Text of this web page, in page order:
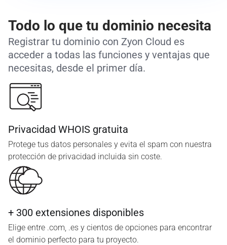
Todo lo que tu dominio necesita
Registrar tu dominio con Zyon Cloud es
acceder a todas las funciones y ventajas que
necesitas, desde el primer día.
Privacidad WHOIS gratuita
Protege tus datos personales y evita el spam con nuestra
protección de privacidad incluida sin coste.
+ 300 extensiones disponibles
Elige entre .com, .es y cientos de opciones para encontrar
el dominio perfecto para tu proyecto.